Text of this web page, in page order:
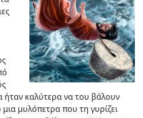
καλύτερα να του βάλουν